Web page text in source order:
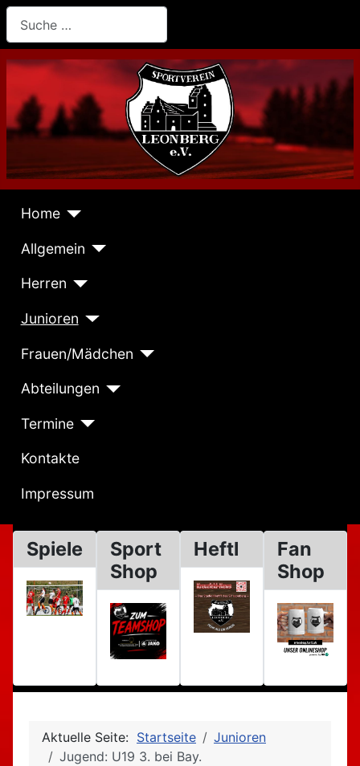
Home
Allgemein
Herren
Junioren
Frauen/Mädchen
Abteilungen
Termine
Kontakte
Impressum
Spiele
Sport
Shop
Heftl
Fan
Shop
Aktuelle Seite: Startseite
Junioren
Jugend: U19 3. bei Bay.